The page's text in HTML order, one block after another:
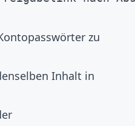
zu
Inhalt in